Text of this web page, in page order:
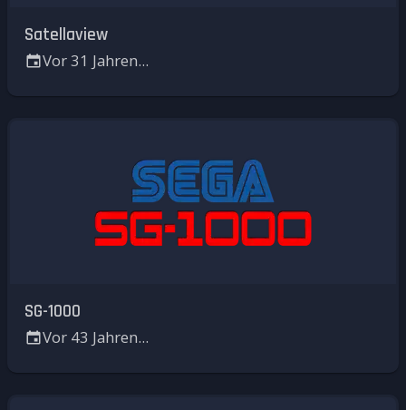
Satellaview
Vor 31 Jahren...
SG-1000
Vor 43 Jahren...